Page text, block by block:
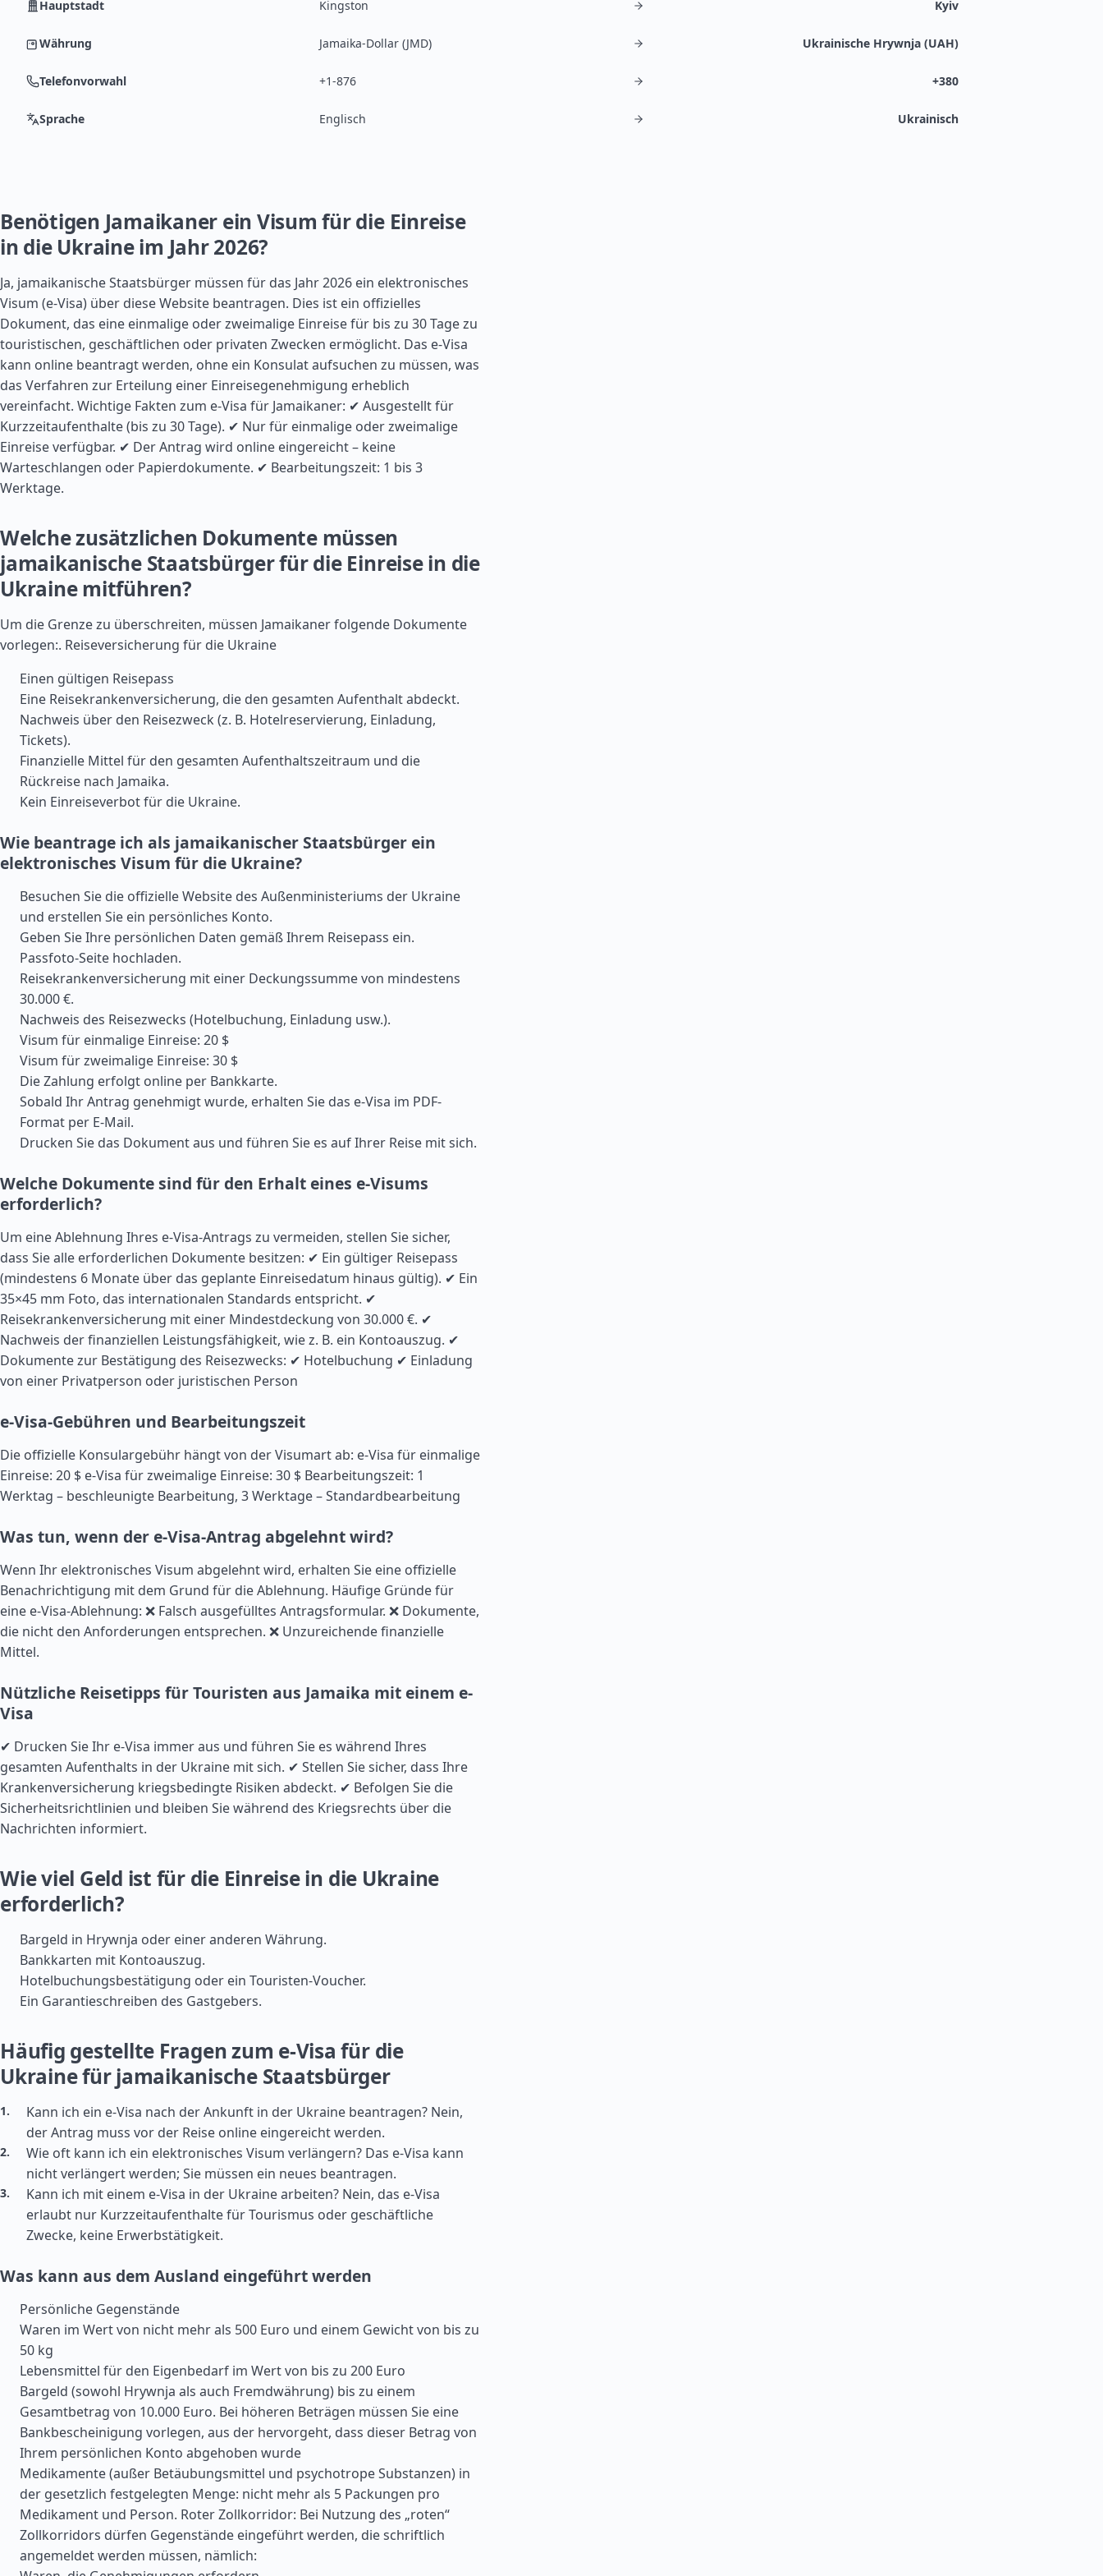
Hauptstadt Kingston Kyiv
Währung Jamaika-Dollar (JMD) Ukrainische Hrywnja (UAH)
Telefonvorwahl +1-876 +380
Sprache Englisch Ukrainisch
Benötigen Jamaikaner ein Visum für die Einreise
in die Ukraine im Jahr 2026?
Ja, jamaikanische Staatsbürger müssen für das Jahr 2026 ein elektronisches
Visum (e-Visa) über diese Website beantragen. Dies ist ein offizielles
Dokument, das eine einmalige oder zweimalige Einreise für bis zu 30 Tage zu
touristischen, geschäftlichen oder privaten Zwecken ermöglicht. Das e-Visa
kann online beantragt werden, ohne ein Konsulat aufsuchen zu müssen, was
das Verfahren zur Erteilung einer Einreisegenehmigung erheblich
vereinfacht. Wichtige Fakten zum e-Visa für Jamaikaner: ✔ Ausgestellt für
Kurzzeitaufenthalte (bis zu 30 Tage). ✔ Nur für einmalige oder zweimalige
Einreise verfügbar. ✔ Der Antrag wird online eingereicht – keine
Warteschlangen oder Papierdokumente. ✔ Bearbeitungszeit: 1 bis 3
Werktage.
Welche zusätzlichen Dokumente müssen
jamaikanische Staatsbürger für die Einreise in die
Ukraine mitführen?
Um die Grenze zu überschreiten, müssen Jamaikaner folgende Dokumente
vorlegen:. Reiseversicherung für die Ukraine
Einen gültigen Reisepass
Eine Reisekrankenversicherung, die den gesamten Aufenthalt abdeckt.
Nachweis über den Reisezweck (z. B. Hotelreservierung, Einladung,
Tickets).
Finanzielle Mittel für den gesamten Aufenthaltszeitraum und die
Rückreise nach Jamaika.
Kein Einreiseverbot für die Ukraine.
Wie beantrage ich als jamaikanischer Staatsbürger ein
elektronisches Visum für die Ukraine?
Besuchen Sie die offizielle Website des Außenministeriums der Ukraine
und erstellen Sie ein persönliches Konto.
Geben Sie Ihre persönlichen Daten gemäß Ihrem Reisepass ein.
Passfoto-Seite hochladen.
Reisekrankenversicherung mit einer Deckungssumme von mindestens
30.000 €.
Nachweis des Reisezwecks (Hotelbuchung, Einladung usw.).
Visum für einmalige Einreise: 20 $
Visum für zweimalige Einreise: 30 $
Die Zahlung erfolgt online per Bankkarte.
Sobald Ihr Antrag genehmigt wurde, erhalten Sie das e-Visa im PDF-
Format per E-Mail.
Drucken Sie das Dokument aus und führen Sie es auf Ihrer Reise mit sich.
Welche Dokumente sind für den Erhalt eines e-Visums
erforderlich?
Um eine Ablehnung Ihres e-Visa-Antrags zu vermeiden, stellen Sie sicher,
dass Sie alle erforderlichen Dokumente besitzen: ✔ Ein gültiger Reisepass
(mindestens 6 Monate über das geplante Einreisedatum hinaus gültig). ✔ Ein
35×45 mm Foto, das internationalen Standards entspricht. ✔
Reisekrankenversicherung mit einer Mindestdeckung von 30.000 €. ✔
Nachweis der finanziellen Leistungsfähigkeit, wie z. B. ein Kontoauszug. ✔
Dokumente zur Bestätigung des Reisezwecks: ✔ Hotelbuchung ✔ Einladung
von einer Privatperson oder juristischen Person
e-Visa-Gebühren und Bearbeitungszeit
Die offizielle Konsulargebühr hängt von der Visumart ab: e-Visa für einmalige
Einreise: 20 $ e-Visa für zweimalige Einreise: 30 $ Bearbeitungszeit: 1
Werktag – beschleunigte Bearbeitung, 3 Werktage – Standardbearbeitung
Was tun, wenn der e-Visa-Antrag abgelehnt wird?
Wenn Ihr elektronisches Visum abgelehnt wird, erhalten Sie eine offizielle
Benachrichtigung mit dem Grund für die Ablehnung. Häufige Gründe für
eine e-Visa-Ablehnung: ❌ Falsch ausgefülltes Antragsformular. ❌ Dokumente,
die nicht den Anforderungen entsprechen. ❌ Unzureichende finanzielle
Mittel.
Nützliche Reisetipps für Touristen aus Jamaika mit einem e-
Visa
✔ Drucken Sie Ihr e-Visa immer aus und führen Sie es während Ihres
gesamten Aufenthalts in der Ukraine mit sich. ✔ Stellen Sie sicher, dass Ihre
Krankenversicherung kriegsbedingte Risiken abdeckt. ✔ Befolgen Sie die
Sicherheitsrichtlinien und bleiben Sie während des Kriegsrechts über die
Nachrichten informiert.
Wie viel Geld ist für die Einreise in die Ukraine
erforderlich?
Bargeld in Hrywnja oder einer anderen Währung.
Bankkarten mit Kontoauszug.
Hotelbuchungsbestätigung oder ein Touristen-Voucher.
Ein Garantieschreiben des Gastgebers.
Häufig gestellte Fragen zum e-Visa für die
Ukraine für jamaikanische Staatsbürger
Kann ich ein e-Visa nach der Ankunft in der Ukraine beantragen? Nein,
der Antrag muss vor der Reise online eingereicht werden.
Wie oft kann ich ein elektronisches Visum verlängern? Das e-Visa kann
nicht verlängert werden; Sie müssen ein neues beantragen.
Kann ich mit einem e-Visa in der Ukraine arbeiten? Nein, das e-Visa
erlaubt nur Kurzzeitaufenthalte für Tourismus oder geschäftliche
Zwecke, keine Erwerbstätigkeit.
Was kann aus dem Ausland eingeführt werden
Persönliche Gegenstände
Waren im Wert von nicht mehr als 500 Euro und einem Gewicht von bis zu
50 kg
Lebensmittel für den Eigenbedarf im Wert von bis zu 200 Euro
Bargeld (sowohl Hrywnja als auch Fremdwährung) bis zu einem
Gesamtbetrag von 10.000 Euro. Bei höheren Beträgen müssen Sie eine
Bankbescheinigung vorlegen, aus der hervorgeht, dass dieser Betrag von
Ihrem persönlichen Konto abgehoben wurde
Medikamente (außer Betäubungsmittel und psychotrope Substanzen) in
der gesetzlich festgelegten Menge: nicht mehr als 5 Packungen pro
Medikament und Person. Roter Zollkorridor: Bei Nutzung des „roten“
Zollkorridors dürfen Gegenstände eingeführt werden, die schriftlich
angemeldet werden müssen, nämlich: